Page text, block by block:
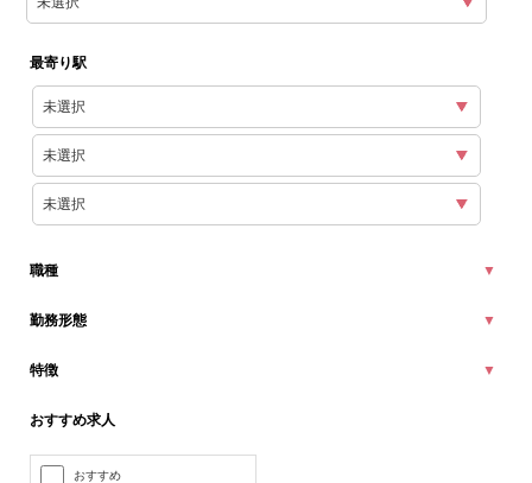
最寄り駅
職種
勤務形態
特徴
おすすめ求人
おすすめ